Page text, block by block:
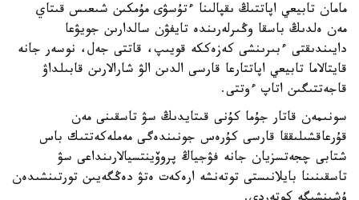
مامان تابيعي اپاتتىڭ ىقپالىنا ءتۇسۋى مۇمكىن شىعىس قىتاي
مەن ەلدىڭ باسقا وڭىرلەرىندە تايفۋن سالدارىن جويۋعا
دايىندىقتى ءبىرىنشى كەزەككە قويىپ، قاتتى جەل، نوسەر جانە
قايتالاما تابيعي اپاتتارعا قارسى الدىن الۋ شارالارىن قابىلداۋ
قاجەتتىگىن اتاپ ءوتتى.
سونىمەن قاتار جۇما كۇنى قىتايدىڭ سۋ تاسقىنى مەن
قۇرعاقشىلىققا قارسى كۇرەس جونىندەگى مەملەكەتتىك باس
شتابى چجەتسزيان جانە فۋجياڭ پروۆينتسيالارىنداعى سۋ
تاسقىنىنا بايلانىستى توتەنشە ارەكەت ەتۋ دەڭگەيىن تورتىنشىدەن